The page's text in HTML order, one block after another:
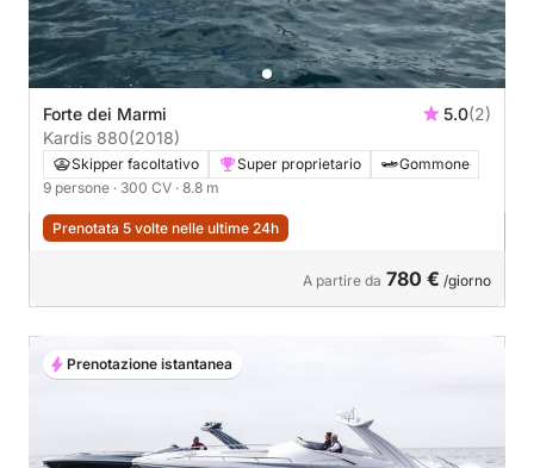
Forte dei Marmi 5.0(2)
Kardis 880(2018)
Skipper facoltativo Super proprietario
Gommone
9 persone · 300 CV · 8.8 m
Prenotata 5 volte nelle ultime 24h
A partire da 780 € /giorno
Prenotazione istantanea